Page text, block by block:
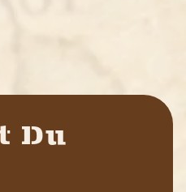
Du